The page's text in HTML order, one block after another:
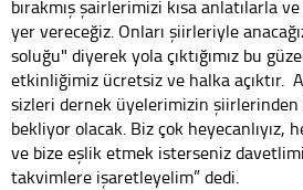
bırakmış şairlerimizi kısa anlatılarla
yer vereceğiz. Onları şiirleriyle
soluğu" diyerek yola çıktığımız bu
etkinliğimiz ücretsiz ve halka açıktır.
sizleri dernek üyelerimizin
bekliyor olacak. Biz çok heyecanlıyız,
ve bize eşlik etmek isterseniz
takvimlere işaretleyelim” dedi.